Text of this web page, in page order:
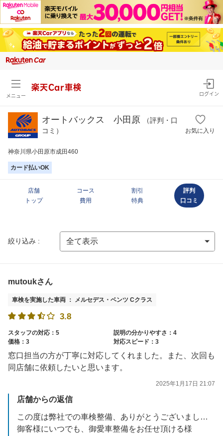
メニュー
楽天Car車検
ログイン
オートバックス 小田原
（評判・口
コミ）
お気に入り
神奈川県小田原市成田460
カード払いOK
店舗
トップ
コース
費用
割引
特典
評判
口コミ
絞り込み :
mutoukさん
車検を実施した車両 ： メルセデス・ベンツ Cクラス
3.8
スタッフの対応：5
説明の分かりやすさ：4
価格：3
対応スピード：3
窓口担当の方が丁寧に対応してくれました。また、次回も
同店舗に依頼したいと思います。
2025年1月17日 21:07
店舗からの返信
この度は弊社での車検整備、ありがとうございました。
御客様にいつでも、御愛車整備をお任せ頂ける様